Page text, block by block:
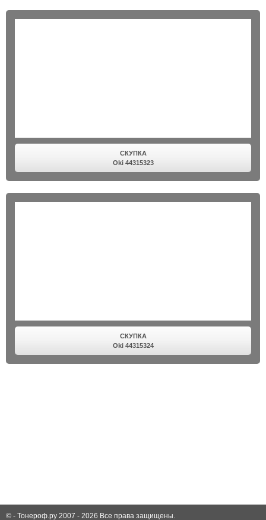
СКУПКА
Oki 44315323
СКУПКА
Oki 44315324
© - Тонероф.ру 2007 - 2026 Все права защищены.